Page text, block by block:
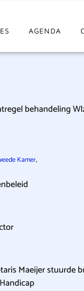
AGENDA
behandeling
Kamer,
Maeijer stuurde